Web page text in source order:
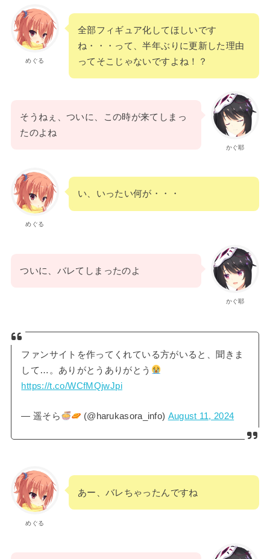
めぐる
全部フィギュア化してほしいです
ね・・・って、半年ぶりに更新した理由
ってそこじゃないですよね！？
かぐ耶
そうねぇ、ついに、この時が来てしまっ
たのよね
めぐる
い、いったい何が・・・
かぐ耶
ついに、バレてしまったのよ
ファンサイトを作ってくれている方がいると、聞きま
して…。ありがとうありがとう
https://t.co/WCfMQjwJpi
— 遥そら (@harukasora_info) August 11, 2024
めぐる
あー、バレちゃったんですね